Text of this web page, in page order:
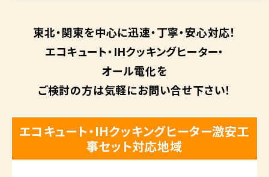
東北・関東を中心に迅速・丁寧・安心対応！
エコキュート・IHクッキングヒーター・
オール電化を
ご検討の方は気軽にお問い合せ下さい！
エコキュート・IHクッキングヒーター激安工
事セット対応地域